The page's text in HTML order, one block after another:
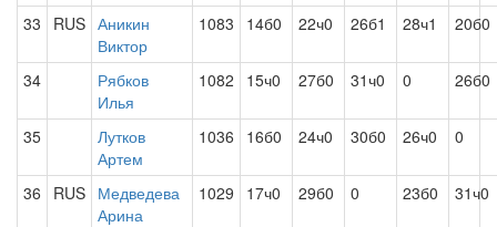
33 RUS Аникин
Виктор
1083 14б0 22ч0 26б1 28ч1 20б0
34
Рябков
Илья
1082 15ч0 27б0 31ч0 0 26б0
35
Лутков
Артем
1036 16б0 24ч0 30б0 26ч0 0
36 RUS Медведева
Арина
1029 17ч0 29б0 0 23б0 31ч0